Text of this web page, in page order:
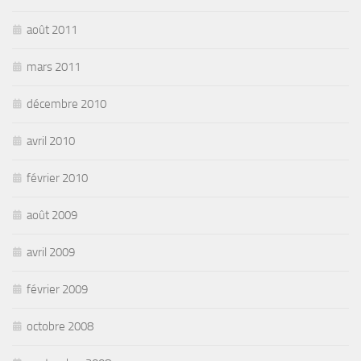
août 2011
mars 2011
décembre 2010
avril 2010
février 2010
août 2009
avril 2009
février 2009
octobre 2008